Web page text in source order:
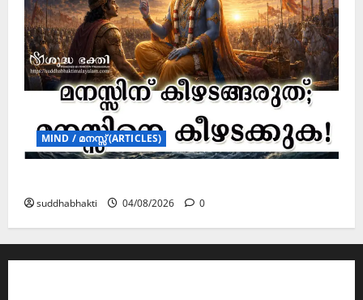
MIND / മനസ്സ് (ARTICLES)
suddhabhakti 04/08/2026 0